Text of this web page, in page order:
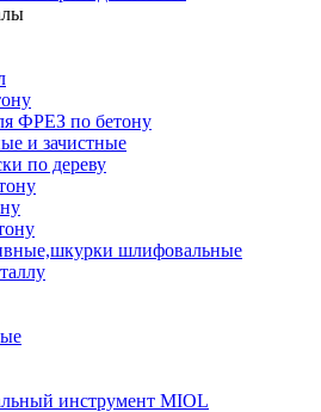
ФРЕЗ по бетону
и зачистные
по дереву
шлифовальные
инструмент MIOL